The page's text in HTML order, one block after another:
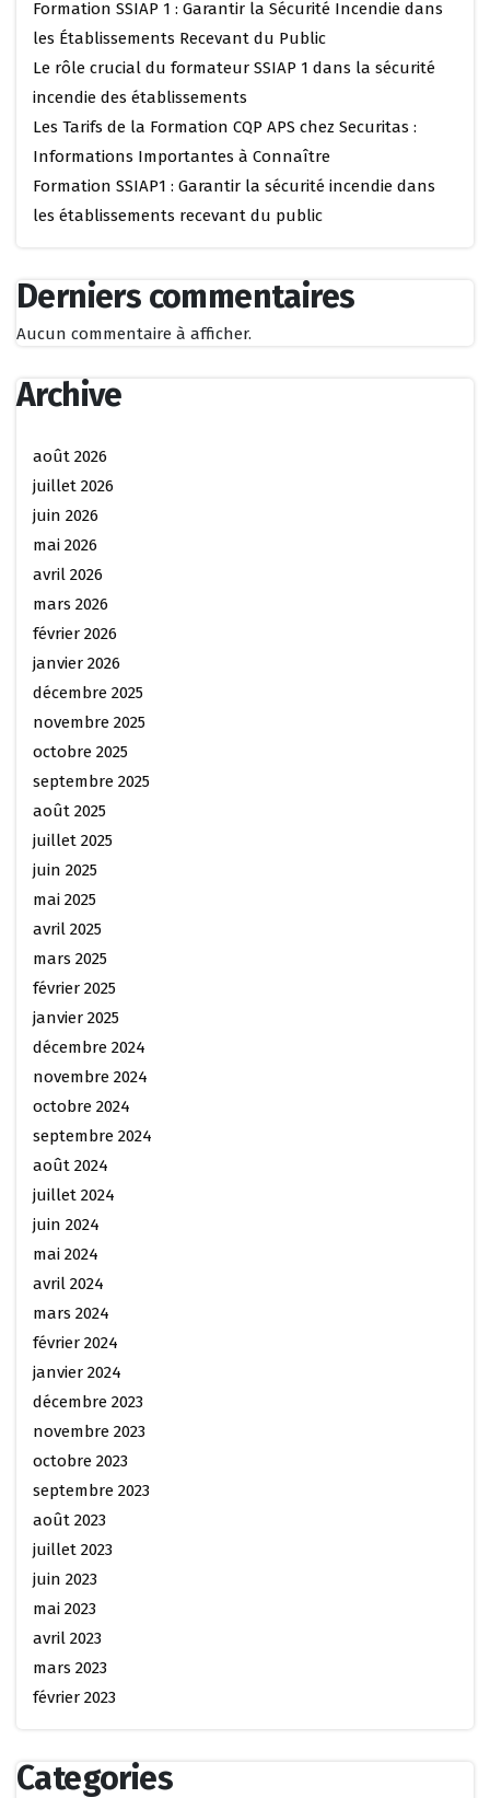
Formation SSIAP 1 : Garantir la Sécurité Incendie dans
les Établissements Recevant du Public
Le rôle crucial du formateur SSIAP 1 dans la sécurité
incendie des établissements
Les Tarifs de la Formation CQP APS chez Securitas :
Informations Importantes à Connaître
Formation SSIAP1 : Garantir la sécurité incendie dans
les établissements recevant du public
Derniers commentaires
Aucun commentaire à afficher.
Archive
août 2026
juillet 2026
juin 2026
mai 2026
avril 2026
mars 2026
février 2026
janvier 2026
décembre 2025
novembre 2025
octobre 2025
septembre 2025
août 2025
juillet 2025
juin 2025
mai 2025
avril 2025
mars 2025
février 2025
janvier 2025
décembre 2024
novembre 2024
octobre 2024
septembre 2024
août 2024
juillet 2024
juin 2024
mai 2024
avril 2024
mars 2024
février 2024
janvier 2024
décembre 2023
novembre 2023
octobre 2023
septembre 2023
août 2023
juillet 2023
juin 2023
mai 2023
avril 2023
mars 2023
février 2023
Categories